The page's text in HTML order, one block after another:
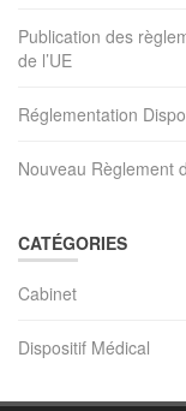
Publication des
de l’UE
Réglementation
Nouveau Règlement
CATÉGORIES
Cabinet
Dispositif Médical